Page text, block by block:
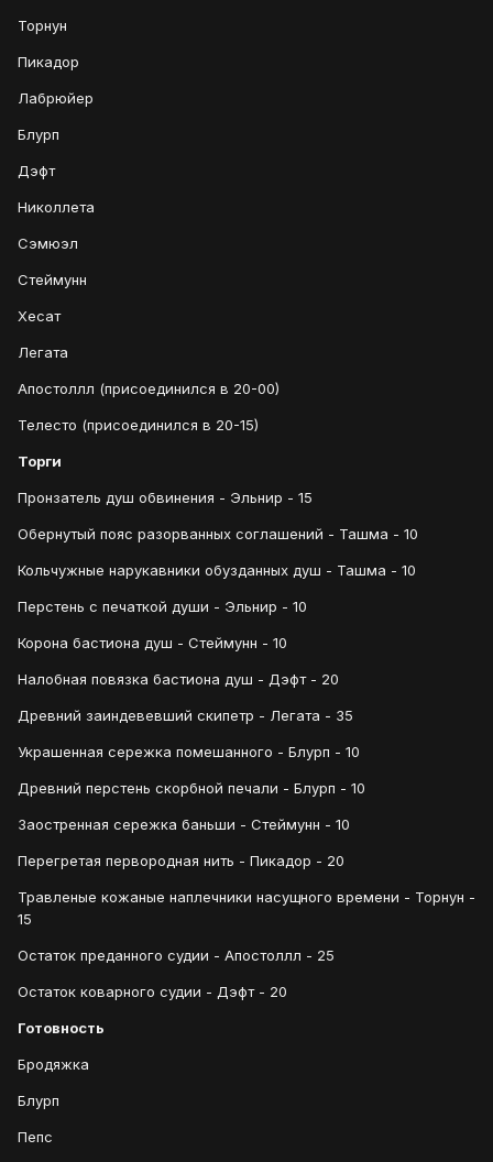
Торнун
Пикадор
Лабрюйер
Блурп
Дэфт
Николлета
Сэмюэл
Стеймунн
Хесат
Легата
Апостоллл (присоединился в 20-00)
Телесто (присоединился в 20-15)
Торги
Пронзатель душ обвинения - Эльнир - 15
Обернутый пояс разорванных соглашений - Ташма - 10
Кольчужные нарукавники обузданных душ - Ташма - 10
Перстень с печаткой души - Эльнир - 10
Корона бастиона душ - Стеймунн - 10
Налобная повязка бастиона душ - Дэфт - 20
Древний заиндевевший скипетр - Легата - 35
Украшенная сережка помешанного - Блурп - 10
Древний перстень скорбной печали - Блурп - 10
Заостренная сережка баньши - Стеймунн - 10
Перегретая первородная нить - Пикадор - 20
Травленые кожаные наплечники насущного времени - Торнун -
15
Остаток преданного судии - Апостоллл - 25
Остаток коварного судии - Дэфт - 20
Готовность
Бродяжка
Блурп
Пепс